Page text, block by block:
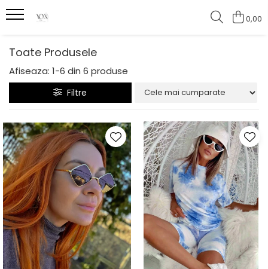
0,00
Toate Produsele
Afiseaza: 1-6 din 6 produse
Filtre